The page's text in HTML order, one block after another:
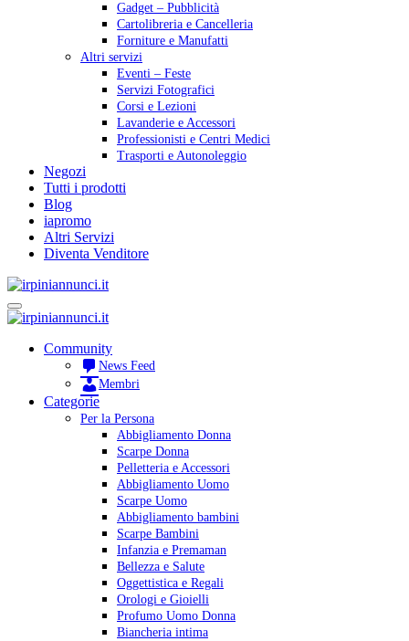
Gadget – Pubblicità
Cartolibreria e Cancelleria
Forniture e Manufatti
Altri servizi
Eventi – Feste
Servizi Fotografici
Corsi e Lezioni
Lavanderie e Accessori
Professionisti e Centri Medici
Trasporti e Autonoleggio
Negozi
Tutti i prodotti
Blog
iapromo
Altri Servizi
Diventa Venditore
Community
News Feed
Membri
Categorie
Per la Persona
Abbigliamento Donna
Scarpe Donna
Pelletteria e Accessori
Abbigliamento Uomo
Scarpe Uomo
Abbigliamento bambini
Scarpe Bambini
Infanzia e Premaman
Bellezza e Salute
Oggettistica e Regali
Orologi e Gioielli
Profumo Uomo Donna
Biancheria intima